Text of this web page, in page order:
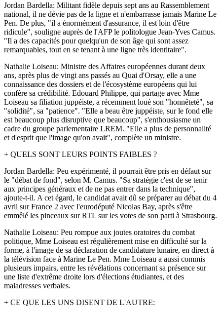
Jordan Bardella: Militant fidèle depuis sept ans au Rassemblement
national, il ne dévie pas de la ligne et n'embarrasse jamais Marine Le
Pen. De plus, "il a énormément d'assurance, il est loin d'être
ridicule", souligne auprès de l'AFP le politologue Jean-Yves Camus.
"Il a des capacités pour quelqu'un de son âge qui sont assez
remarquables, tout en se tenant à une ligne très identitaire".
Nathalie Loiseau: Ministre des Affaires européennes durant deux
ans, après plus de vingt ans passés au Quai d'Orsay, elle a une
connaissance des dossiers et de l'écosystème européens qui lui
confère sa crédibilité. Edouard Philippe, qui partage avec Mme
Loiseau sa filiation juppéiste, a récemment loué son "honnêteté", sa
"solidité", sa "patience". "Elle a beau être juppéiste, sur le fond elle
est beaucoup plus disruptive que beaucoup", s'enthousiasme un
cadre du groupe parlementaire LREM. "Elle a plus de personnalité
et d'esprit que l'image qu'on avait", complète un ministre.
+ QUELS SONT LEURS POINTS FAIBLES ?
Jordan Bardella: Peu expérimenté, il pourrait être pris en défaut sur
le "débat de fond", selon M. Camus. "Sa stratégie c'est de se tenir
aux principes généraux et de ne pas entrer dans la technique",
ajoute-t-il. A cet égard, le candidat avait dû se préparer au débat du 4
avril sur France 2 avec l'eurodéputé Nicolas Bay, après s'être
emmêlé les pinceaux sur RTL sur les votes de son parti à Strasbourg.
Nathalie Loiseau: Peu rompue aux joutes oratoires du combat
politique, Mme Loiseau est régulièrement mise en difficulté sur la
forme, à l'image de sa déclaration de candidature lunaire, en direct à
la télévision face à Marine Le Pen. Mme Loiseau a aussi commis
plusieurs impairs, entre les révélations concernant sa présence sur
une liste d'extrême droite lors d'élections étudiantes, et des
maladresses verbales.
+ CE QUE LES UNS DISENT DE L'AUTRE: